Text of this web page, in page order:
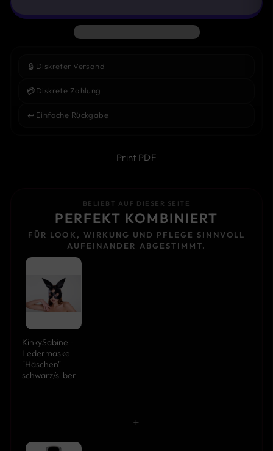
🔒 Diskreter Versand
💳Diskrete Zahlung
↩️ Einfache Rückgabe
Print PDF
BELIEBT AUF DIESER SEITE
PERFEKT KOMBINIERT
FÜR LOOK, WIRKUNG UND PFLEGE SINNVOLL
AUFEINANDER ABGESTIMMT.
KinkySabine -
Ledermaske
"Häschen"
schwarz/silber
+